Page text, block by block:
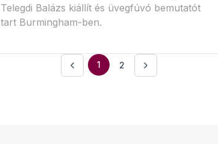
Telegdi Balázs kiállít és üvegfúvó bemutatót
tart Burmingham-ben.
1 2